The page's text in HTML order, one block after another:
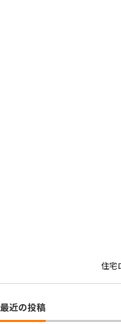
住宅
最近の投稿